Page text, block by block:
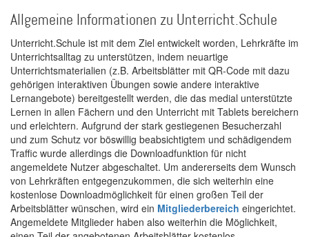
Allgemeine Informationen zu Unterricht.Schule
Unterricht.Schule ist mit dem Ziel entwickelt worden, Lehrkräfte im
Unterrichtsalltag zu unterstützen, indem neuartige
Unterrichtsmaterialien (z.B. Arbeitsblätter mit QR-Code mit dazu
gehörigen interaktiven Übungen sowie andere interaktive
Lernangebote) bereitgestellt werden, die das medial unterstützte
Lernen in allen Fächern und den Unterricht mit Tablets bereichern
und erleichtern. Aufgrund der stark gestiegenen Besucherzahl
und zum Schutz vor böswillig beabsichtigtem und schädigendem
Traffic wurde allerdings die Downloadfunktion für nicht
angemeldete Nutzer abgeschaltet. Um andererseits dem Wunsch
von Lehrkräften entgegenzukommen, die sich weiterhin eine
kostenlose Downloadmöglichkeit für einen großen Teil der
Arbeitsblätter wünschen, wird ein Mitgliederbereich eingerichtet.
Angemeldete Mitglieder haben also weiterhin die Möglichkeit,